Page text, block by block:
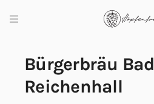
Bürgerbräu Bad
Reichenhall